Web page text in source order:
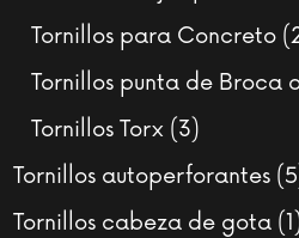
Tornillos para Concreto
Tornillos punta de Broca
Tornillos Torx 33
productos
Tornillos autoperforantes 5
Tornillos cabeza de gota 1